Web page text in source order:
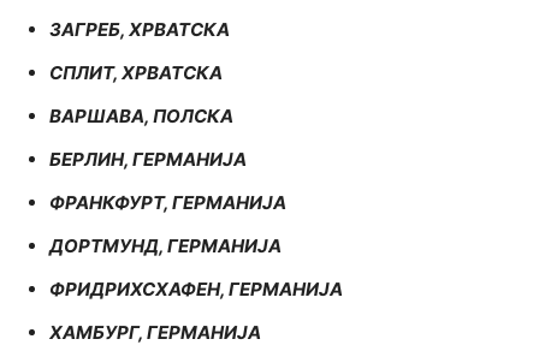
ЗАГРЕБ, ХРВАТСКА
СПЛИТ, ХРВАТСКА
ВАРШАВА, ПОЛСКА
БЕРЛИН, ГЕРМАНИЈА
ФРАНКФУРТ, ГЕРМАНИЈА
ДОРТМУНД, ГЕРМАНИЈА
ФРИДРИХСХАФЕН, ГЕРМАНИЈА
ХАМБУРГ, ГЕРМАНИЈА